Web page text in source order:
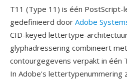
T11 (Type 11) is één
gedefinieerd door Adobe
CID-keyed lettertype-
glyphadressering combineert
contourgegevens verpakt in één
In Adobe's lettertypenummering